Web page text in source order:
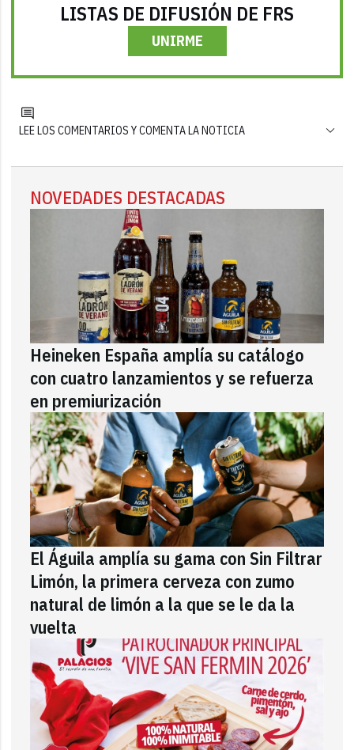
LISTAS DE DIFUSIÓN DE FRS
UNIRME
LEE LOS COMENTARIOS Y COMENTA LA NOTICIA
NOVEDADES DESTACADAS
Heineken España amplía su catálogo
con cuatro lanzamientos y se refuerza
en premiurización
El Águila amplía su gama con Sin Filtrar
Limón, la primera cerveza con zumo
natural de limón a la que se le da la
vuelta